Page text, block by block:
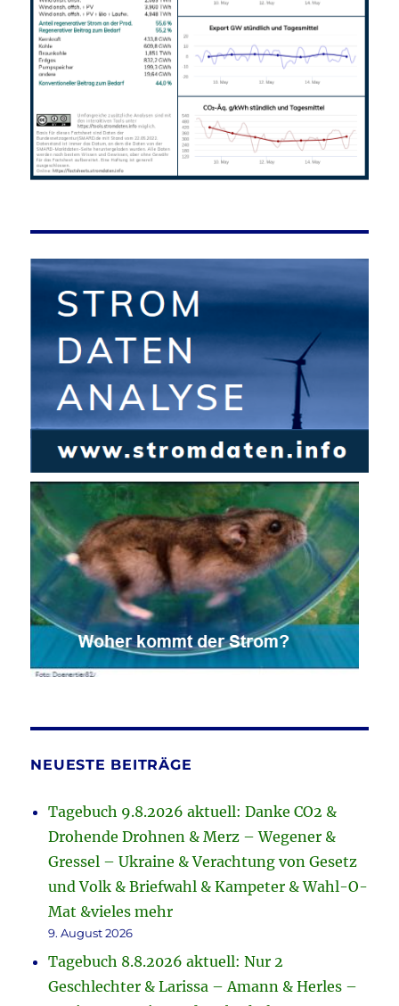
NEUESTE BEITRÄGE
Tagebuch 9.8.2026 aktuell: Danke CO2 &
Drohende Drohnen & Merz – Wegener &
Gressel – Ukraine & Verachtung von Gesetz
und Volk & Briefwahl & Kampeter & Wahl-O-
Mat &vieles mehr
9. August 2026
Tagebuch 8.8.2026 aktuell: Nur 2
Geschlechter & Larissa – Amann & Herles –